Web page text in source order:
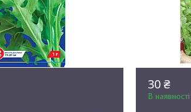
30 ₴
В наявності